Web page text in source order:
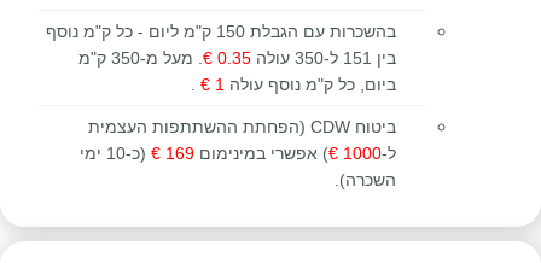
בהשכרות עם הגבלת 150 ק"מ ליום - כל ק"מ נוסף
בין 151 ל-350 עולה
0.35 €
. מעל מ-350 ק"מ
ביום, כל ק"מ נוסף עולה 1 €
ביטוח CDW (הפחתת ההשתתפות העצמית
ל-1000 € ) אפשרי במינימום 169 €
(כ-10 ימי
השכרה).